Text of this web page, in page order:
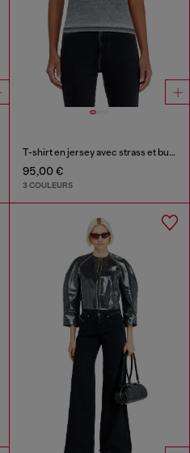
T-shirt en jersey avec strass et burnout effect
95,00 €
3 COULEURS